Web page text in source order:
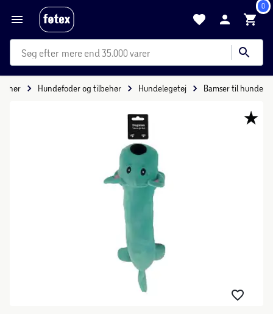
0
mere end 35.000 varer
Hundefoder og tilbehør Hundelegetøj Bamser til hunde